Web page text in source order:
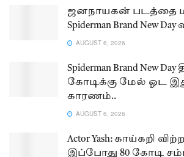
ஜனநாயகன் படத்தை
Spiderman Brand New
AUGUST 6, 2026
Spiderman Brand New
கோடிக்கு மேல் ஓட
காரணம்..
AUGUST 6, 2026
Actor Yash: காய்கறி
இப்போது 80 கோடி